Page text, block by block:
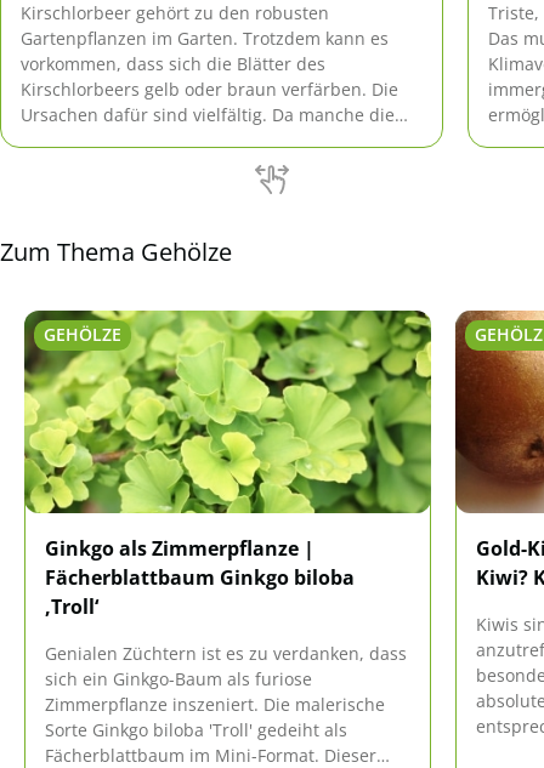
Kirschlorbeer gehört zu den robusten
Gartenpflanzen im Garten. Trotzdem kann es
vorkommen, dass sich die Blätter des
Kirschlorbeers gelb oder braun verfärben. Die
Ursachen dafür sind vielfältig. Da manche die
Das
Zum Thema Gehölze
GEHÖLZE
Ginkgo als Zimmerpflanze |
Fächerblattbaum Ginkgo biloba
‚Troll‘
Genialen Züchtern ist es zu verdanken, dass
sich ein Ginkgo-Baum als furiose
Zimmerpflanze inszeniert. Die malerische
Sorte Ginkgo biloba 'Troll' gedeiht als
Fächerblattbaum im Mini-Format. Dieser
Gold-
Kiwi?
Kiwis